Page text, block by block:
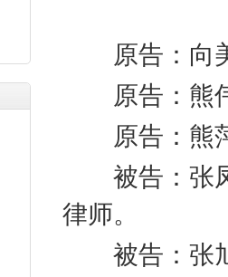
原告：向
原告：熊
原告：熊
被告：张
律师。
被告：张